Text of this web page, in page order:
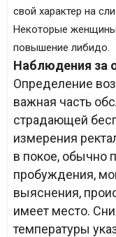
свой характер на
Некоторые
повышение либидо.
Наблюдения за
Определение
важная часть
страдающей
измерения
в покое,­ обычно
пробуждения,
выяснения,
имеет место.
температуры